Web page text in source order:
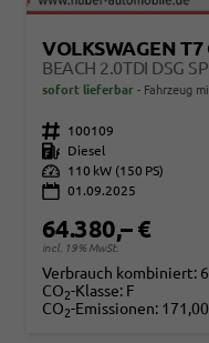
VOLKSWAGEN
sofort lieferbar Fahrzeug
Fahrzeugnr. 100109
Kraftstoff
Diesel
Leistung
110 kW (150 PS)
01.09.2025
64.380,– €
incl. 19% MwSt.
Verbrauch kombiniert:
CO2-Klasse: F
CO2-Emissionen: